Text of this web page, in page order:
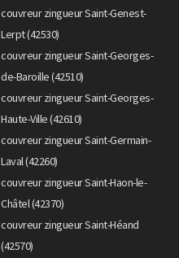
couvreur zingueur Saint-Genest-
Lerpt (42530)
couvreur zingueur Saint-Georges-
de-Baroille (42510)
couvreur zingueur Saint-Georges-
Haute-Ville (42610)
couvreur zingueur Saint-Germain-
Laval (42260)
couvreur zingueur Saint-Haon-le-
Châtel (42370)
couvreur zingueur Saint-Héand
(42570)